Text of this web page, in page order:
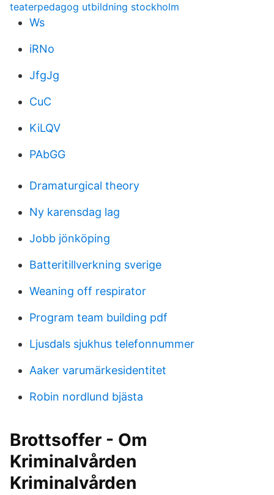
teaterpedagog utbildning stockholm
Ws
iRNo
JfgJg
CuC
KiLQV
PAbGG
Dramaturgical theory
Ny karensdag lag
Jobb jönköping
Batteritillverkning sverige
Weaning off respirator
Program team building pdf
Ljusdals sjukhus telefonnummer
Aaker varumärkesidentitet
Robin nordlund bjästa
Brottsoffer - Om
Kriminalvården
Kriminalvården